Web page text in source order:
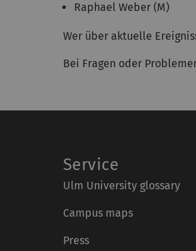
Raphael Weber (M)
Wer über aktuelle
Bei Fragen oder
Service
Ulm University glossary
Campus maps
Press